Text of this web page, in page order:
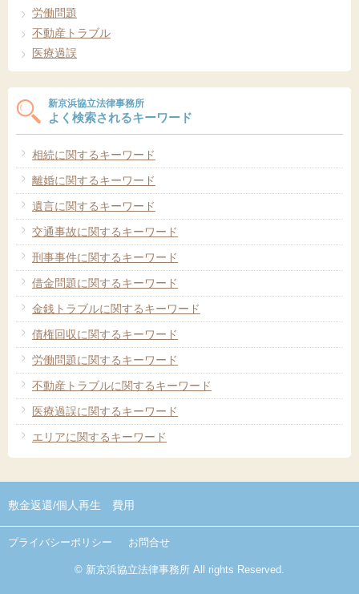
労働問題
不動産トラブル
医療過誤
新京浜協立法律事務所
よく検索されるキーワード
相続に関するキーワード
離婚に関するキーワード
遺言に関するキーワード
交通事故に関するキーワード
刑事事件に関するキーワード
借金問題に関するキーワード
金銭トラブルに関するキーワード
債権回収に関するキーワード
労働問題に関するキーワード
不動産トラブルに関するキーワード
医療過誤に関するキーワード
エリアに関するキーワード
敷金返還/個人再生 費用
プライバシーポリシー お問合せ
© 新京浜協立法律事務所 All rights Reserved.